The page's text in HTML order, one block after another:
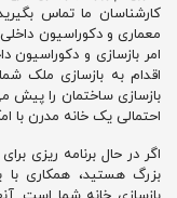
کارشناسان ما تماس
معماری و دکوراسیون
امر بازسازی و
اقدام به بازسازی ملک
بازسازی ساختمان را پیش
احتمالی یک خانه مدرن با
اگر در حال برنامه ریزی
بزرگ هستید، همکاری